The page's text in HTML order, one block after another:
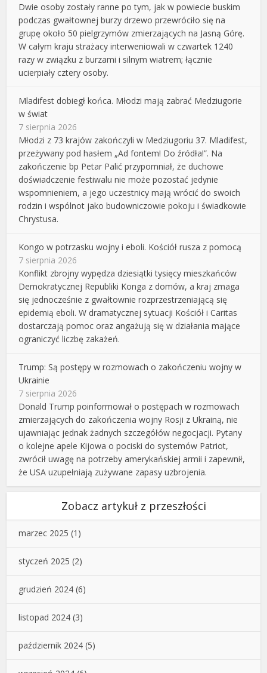
Dwie osoby zostały ranne po tym, jak w powiecie buskim
podczas gwałtownej burzy drzewo przewróciło się na
grupę około 50 pielgrzymów zmierzających na Jasną Górę.
W całym kraju strażacy interweniowali w czwartek 1240
razy w związku z burzami i silnym wiatrem; łącznie
ucierpiały cztery osoby.
Mladifest dobiegł końca. Młodzi mają zabrać Medziugorie
w świat
7 sierpnia 2026
Młodzi z 73 krajów zakończyli w Medziugoriu 37. Mladifest,
przeżywany pod hasłem „Ad fontem! Do źródła!”. Na
zakończenie bp Petar Palić przypomniał, że duchowe
doświadczenie festiwalu nie może pozostać jedynie
wspomnieniem, a jego uczestnicy mają wrócić do swoich
rodzin i wspólnot jako budowniczowie pokoju i świadkowie
Chrystusa.
Kongo w potrzasku wojny i eboli. Kościół rusza z pomocą
7 sierpnia 2026
Konflikt zbrojny wypędza dziesiątki tysięcy mieszkańców
Demokratycznej Republiki Konga z domów, a kraj zmaga
się jednocześnie z gwałtownie rozprzestrzeniającą się
epidemią eboli. W dramatycznej sytuacji Kościół i Caritas
dostarczają pomoc oraz angażują się w działania mające
ograniczyć liczbę zakażeń.
Trump: Są postępy w rozmowach o zakończeniu wojny w
Ukrainie
7 sierpnia 2026
Donald Trump poinformował o postępach w rozmowach
zmierzających do zakończenia wojny Rosji z Ukrainą, nie
ujawniając jednak żadnych szczegółów negocjacji. Pytany
o kolejne apele Kijowa o pociski do systemów Patriot,
zwrócił uwagę na potrzeby amerykańskiej armii i zapewnił,
że USA uzupełniają zużywane zapasy uzbrojenia.
Zobacz artykuł z przeszłości
marzec 2025 (1)
styczeń 2025 (2)
grudzień 2024 (6)
listopad 2024 (3)
październik 2024 (5)